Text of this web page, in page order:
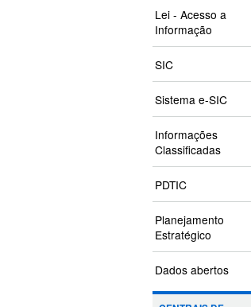
Lei - Acesso a
Informação
SIC
Sistema e-SIC
Informações
Classificadas
PDTIC
Planejamento
Estratégico
Dados abertos